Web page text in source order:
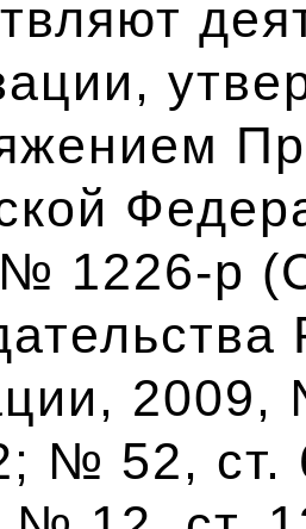
№ 1226-р
№ 52,